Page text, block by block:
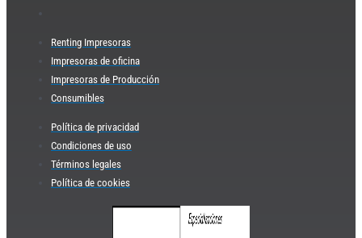
Renting Impresoras
Impresoras de oficina
Impresoras de Producción
Consumibles
Política de privacidad
Condiciones de uso
Términos legales
Política de cookies